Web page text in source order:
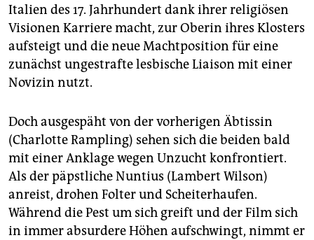
Italien des 17. Jahrhundert dank ihrer religiösen
Visionen Karriere macht, zur Oberin ihres Klosters
aufsteigt und die neue Machtposition für eine
zunächst ungestrafte lesbische Liaison mit einer
Novizin nutzt.
Doch ausgespäht von der vorherigen Äbtissin
(Charlotte Rampling) sehen sich die beiden bald
mit einer Anklage wegen Unzucht konfrontiert.
Als der päpstliche Nuntius (Lambert Wilson)
anreist, drohen Folter und Scheiterhaufen.
Während die Pest um sich greift und der Film sich
in immer absurdere Höhen aufschwingt, nimmt er